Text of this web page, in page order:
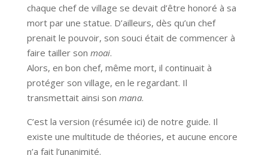
chaque chef de village se devait d’être honoré à sa
mort par une statue. D’ailleurs, dès qu’un chef
prenait le pouvoir, son souci était de commencer à
faire tailler son moai.
Alors, en bon chef, même mort, il continuait à
protéger son village, en le regardant. Il
transmettait ainsi son mana.
C’est la version (résumée ici) de notre guide. Il
existe une multitude de théories, et aucune encore
n’a fait l’unanimité.